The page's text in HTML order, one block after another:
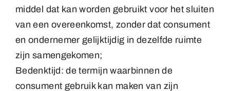
middel dat kan worden gebruikt voor het sluiten
van een overeenkomst, zonder dat consument
en ondernemer gelijktijdig in dezelfde ruimte
zijn samengekomen;
Bedenktijd: de termijn waarbinnen de
consument gebruik kan maken van zijn